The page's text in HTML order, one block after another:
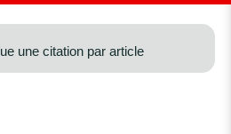
une citation par article